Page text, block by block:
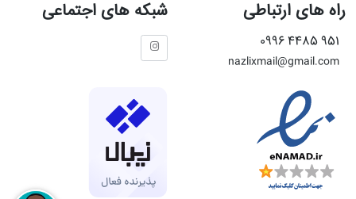
راه های ارتباطی
951 4485 0996
nazlixmail@gmail.com
شبکه های اجتماعی